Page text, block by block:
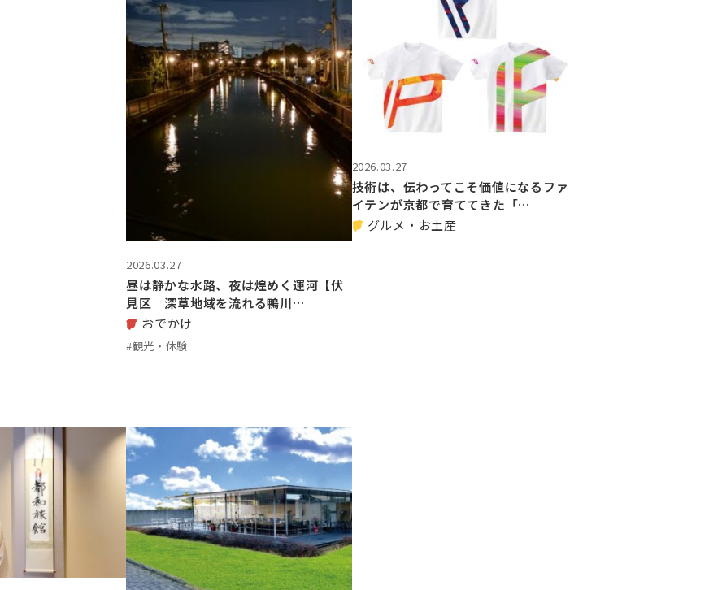
2026.03.27
昼は静かな水路、夜は煌めく運河【伏
見区 深草地域を流れる鴨川…
おでかけ
#観光・体験
2026.03.27
技術は、伝わってこそ価値になるファ
イテンが京都で育ててきた「…
グルメ・お土産